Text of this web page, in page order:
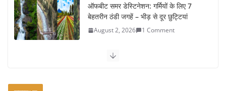
ऑफबीट समर डेस्टिनेशन: गर्मियों के लिए 7
बेहतरीन ठंडी जगहें – भीड़ से दूर छुट्टियां
August 2, 2026 1 Comment
कश्मीर यात्रा गाइड: प्राकृतिक सुंदरता और